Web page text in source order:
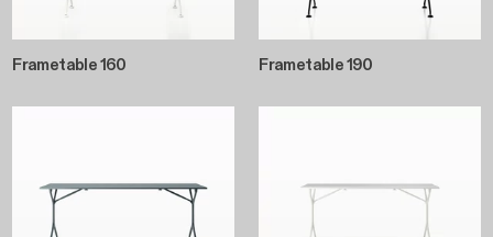
Frametable 160 Frametable 190